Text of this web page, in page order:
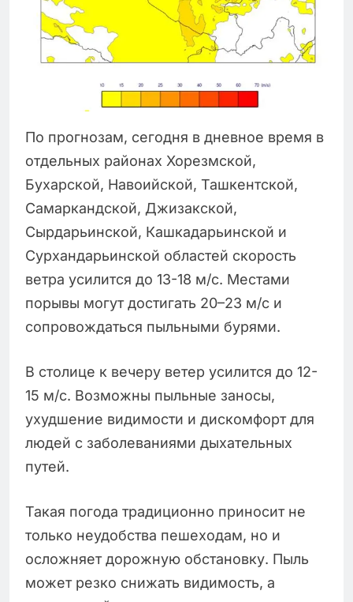
По прогнозам, сегодня в дневное время в
отдельных районах Хорезмской,
Бухарской, Навоийской, Ташкентской,
Самаркандской, Джизакской,
Сырдарьинской, Кашкадарьинской и
Сурхандарьинской областей скорость
ветра усилится до 13-18 м/с. Местами
порывы могут достигать 20–23 м/с и
сопровождаться пыльными бурями.
В столице к вечеру ветер усилится до 12-
15 м/с. Возможны пыльные заносы,
ухудшение видимости и дискомфорт для
людей с заболеваниями дыхательных
путей.
Такая погода традиционно приносит не
только неудобства пешеходам, но и
осложняет дорожную обстановку. Пыль
может резко снижать видимость, а